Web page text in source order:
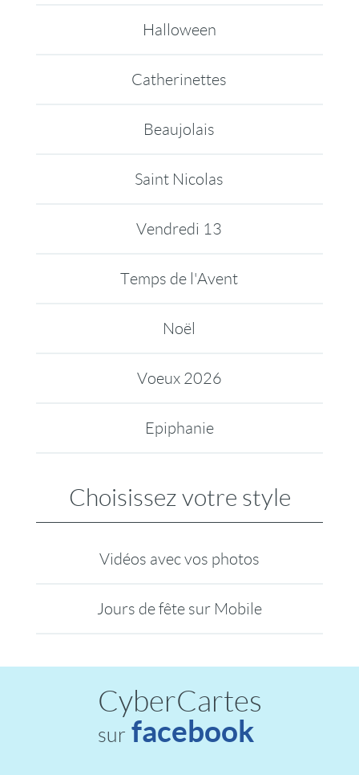
Halloween
Catherinettes
Beaujolais
Saint Nicolas
Vendredi 13
Temps de l'Avent
Noël
Voeux 2026
Epiphanie
Choisissez votre style
Vidéos avec vos photos
Jours de fête sur Mobile
CyberCartes
sur facebook